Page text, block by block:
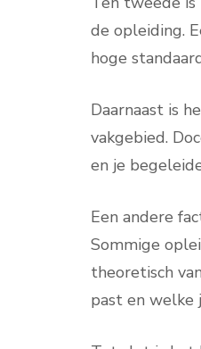
de opleiding.
hoge
Daarnaast is
vakgebied.
en je
Een andere
Sommige
theoretisch
past en welke